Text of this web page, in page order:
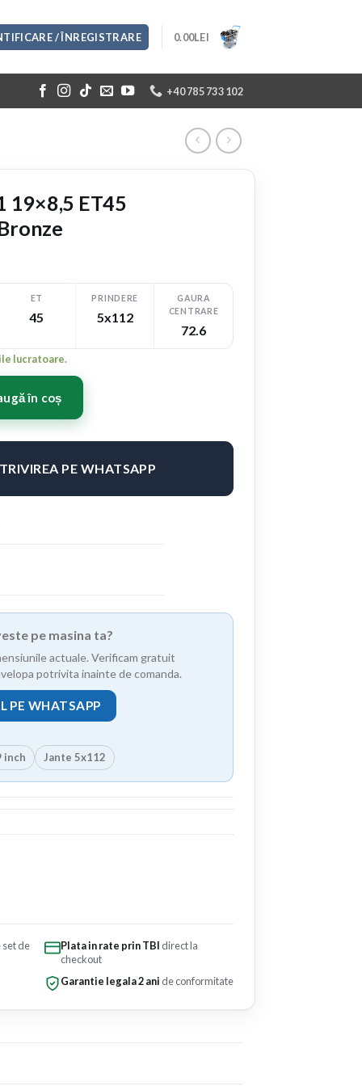
/ ÎNREGISTRARE 0.00LEI
+40 785 733 102
19×8,5 ET45
ET
45
PRINDERE
5x112
GAURA
CENTRARE
72.6
lucratoare.
ET45 5x112/114 Matt Bronze
în coș
PE WHATSAPP
pe masina ta?
actuale. Verificam gratuit
potrivita inainte de comanda.
PE WHATSAPP
inch Jante 5x112
set de
Plata in rate prin TBI direct la
checkout
Garantie legala 2 ani de conformitate